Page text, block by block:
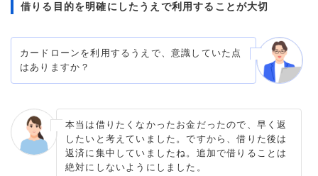
借りる目的を明確にしたうえで利用することが大切
カードローンを利用するうえで、意識していた点
はありますか？
本当は借りたくなかったお金だったので、早く返
したいと考えていました。ですから、借りた後は
返済に集中していましたね。追加で借りることは
絶対にしないようにしました。